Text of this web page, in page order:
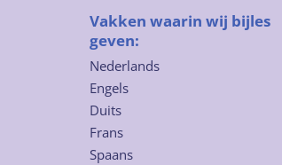
Vakken waarin wij bijles
geven:
Nederlands
Engels
Duits
Frans
Spaans